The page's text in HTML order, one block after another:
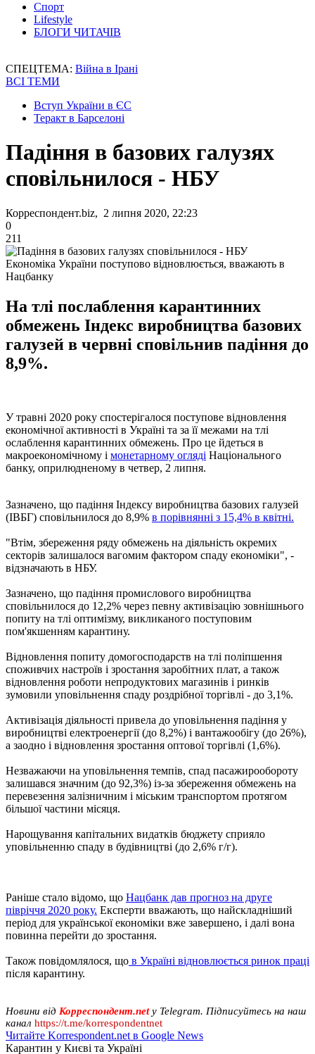
Спорт
Lifestyle
БЛОГИ ЧИТАЧІВ
СПЕЦТЕМА: Війна в Ірані
ВСІ ТЕМИ
Вступ України в ЄС
Теракт в Барселоні
Падіння в базових галузях
сповільнилося - НБУ
Корреспондент.biz, 2 липня 2020, 22:23
0
211
Економіка України поступово відновлюється, вважають в
Нацбанку
На тлі послаблення карантинних
обмежень Індекс виробництва базових
галузей в червні сповільнив падіння до
8,9%.
У травні 2020 року спостерігалося поступове відновлення
економічної активності в Україні та за її межами на тлі
ослаблення карантинних обмежень. Про це йдеться в
макроекономічному і монетарному огляді Національного
банку, оприлюдненому в четвер, 2 липня.
Зазначено, що падіння Індексу виробництва базових галузей
(ІВБГ) сповільнилося до 8,9% в порівнянні з 15,4% в квітні.
"Втім, збереження ряду обмежень на діяльність окремих
секторів залишалося вагомим фактором спаду економіки", -
відзначають в НБУ.
Зазначено, що падіння промислового виробництва
сповільнилося до 12,2% через певну активізацію зовнішнього
попиту на тлі оптимізму, викликаного поступовим
пом'якшенням карантину.
Відновлення попиту домогосподарств на тлі поліпшення
споживчих настроїв і зростання заробітних плат, а також
відновлення роботи непродуктових магазинів і ринків
зумовили уповільнення спаду роздрібної торгівлі - до 3,1%.
Активізація діяльності привела до уповільнення падіння у
виробництві електроенергії (до 8,2%) і вантажообігу (до 26%),
а заодно і відновлення зростання оптової торгівлі (1,6%).
Незважаючи на уповільнення темпів, спад пасажирообороту
залишався значним (до 92,3%) із-за збереження обмежень на
перевезення залізничним і міським транспортом протягом
більшої частини місяця.
Нарощування капітальних видатків бюджету сприяло
уповільненню спаду в будівництві (до 2,6% г/г).
Раніше стало відомо, що Нацбанк дав прогноз на друге
півріччя 2020 року. Експерти вважають, що найскладніший
період для української економіки вже завершено, і далі вона
повинна перейти до зростання.
Також повідомлялося, що в Україні відновлюється ринок праці
після карантину.
Новини від Корреспондент.net у Telegram. Підписуйтесь на наш
канал https://t.me/korrespondentnet
Читайте Korrespondent.net в Google News
Карантин у Києві та Україні